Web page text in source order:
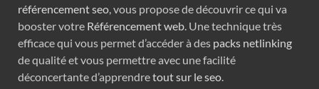
référencement seo, vous propose de découvrir ce qui va
booster votre Référencement web. Une technique très
efficace qui vous permet d’accéder à des packs netlinking
de qualité et vous permettre avec une facilité
déconcertante d’apprendretout sur le seo.